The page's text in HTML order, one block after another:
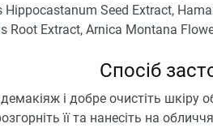
Hippocastanum Seed Extract,
Root Extract, Arnica Montana
Спосіб
і добре очистіть шкіру
її та нанесіть на